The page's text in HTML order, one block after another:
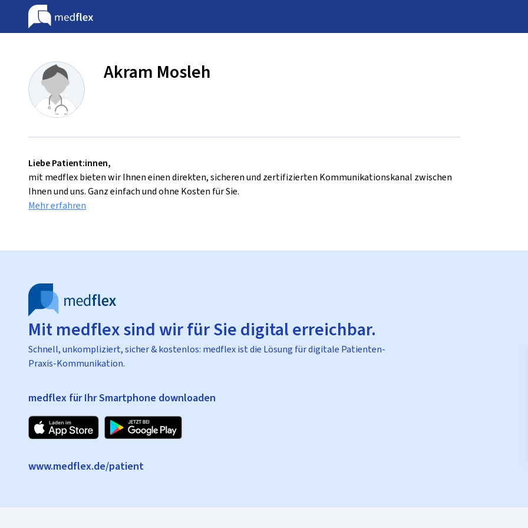
Akram Mosleh
Liebe Patient:innen,
mit medflex bieten wir Ihnen einen direkten, sicheren und zertifizierten Kommunikationskanal zwischen
Ihnen und uns. Ganz einfach und ohne Kosten für Sie.
Mehr erfahren
Mit medflex sind wir für Sie digital erreichbar.
Schnell, unkompliziert, sicher & kostenlos: medflex ist die Lösung für digitale Patienten-
Praxis-Kommunikation.
medflex für Ihr Smartphone downloaden
www.medflex.de/patient